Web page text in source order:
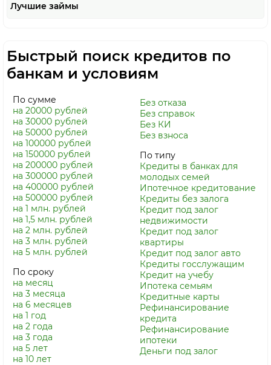
Лучшие займы
Быстрый поиск кредитов по
банкам и условиям
По сумме
на 20000 рублей
на 30000 рублей
на 50000 рублей
на 100000 рублей
на 150000 рублей
на 200000 рублей
на 300000 рублей
на 400000 рублей
на 500000 рублей
на 1 млн. рублей
на 1,5 млн. рублей
на 2 млн. рублей
на 3 млн. рублей
на 5 млн. рублей
По сроку
на месяц
на 3 месяца
на 6 месяцев
на 1 год
на 2 года
на 3 года
на 5 лет
на 10 лет
Без отказа
Без справок
Без КИ
Без взноса
По типу
Кредиты в банках для
молодых семей
Ипотечное кредитование
Кредиты без залога
Кредит под залог
недвижимости
Кредит под залог
квартиры
Кредит под залог авто
Кредиты госслужащим
Кредит на учебу
Ипотека семьям
Кредитные карты
Рефинансирование
кредита
Рефинансирование
ипотеки
Деньги под залог